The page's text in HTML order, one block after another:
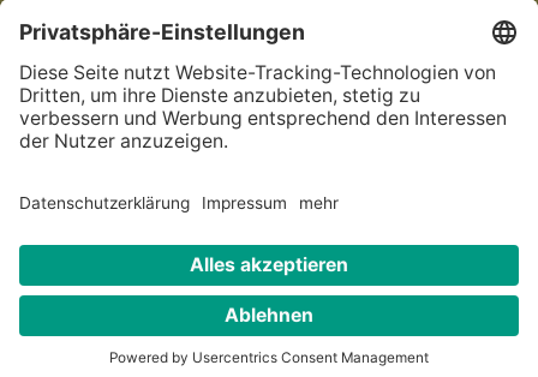
Datenschutz Barrierefreiheitserklärung
© 2026